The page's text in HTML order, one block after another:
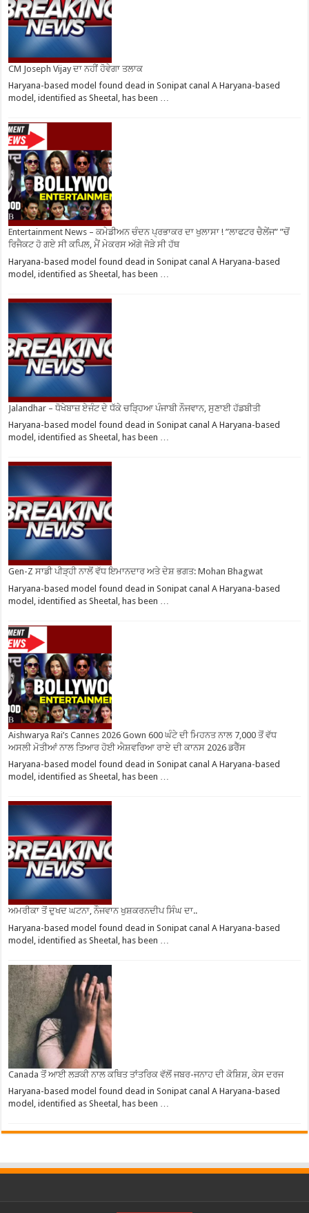
CM Joseph Vijay ਦਾ ਨਹੀਂ ਹੋਵੇਗਾ ਤਲਾਕ
Haryana-based model found dead in Sonipat canal A Haryana-based
model, identified as Sheetal, has been …
Entertainment News – ਕਮੇਡੀਅਨ ਚੰਦਨ ਪ੍ਰਭਾਕਰ ਦਾ ਖੁਲਾਸਾ ! ”ਲਾਫਟਰ ਚੈਲੇਂਜ” ”ਚੋਂ
ਰਿਜੈਕਟ ਹੋ ਗਏ ਸੀ ਕਪਿਲ, ਮੈਂ ਮੇਕਰਸ ਅੱਗੇ ਜੋੜੇ ਸੀ ਹੱਥ
Haryana-based model found dead in Sonipat canal A Haryana-based
model, identified as Sheetal, has been …
Jalandhar – ਧੋਖੇਬਾਜ਼ ਏਜੰਟ ਦੇ ਧੱਕੇ ਚੜ੍ਹਿਆ ਪੰਜਾਬੀ ਨੌਜਵਾਨ, ਸੁਣਾਈ ਹੱਡਬੀਤੀ
Haryana-based model found dead in Sonipat canal A Haryana-based
model, identified as Sheetal, has been …
Gen-Z ਸਾਡੀ ਪੀੜ੍ਹੀ ਨਾਲੋਂ ਵੱਧ ਇਮਾਨਦਾਰ ਅਤੇ ਦੇਸ਼ ਭਗਤ: Mohan Bhagwat
Haryana-based model found dead in Sonipat canal A Haryana-based
model, identified as Sheetal, has been …
Aishwarya Rai’s Cannes 2026 Gown 600 ਘੰਟੇ ਦੀ ਮਿਹਨਤ ਨਾਲ 7,000 ਤੋਂ ਵੱਧ
ਅਸਲੀ ਮੋਤੀਆਂ ਨਾਲ ਤਿਆਰ ਹੋਈ ਐਸ਼ਵਰਿਆ ਰਾਏ ਦੀ ਕਾਨਸ 2026 ਡਰੈੱਸ
Haryana-based model found dead in Sonipat canal A Haryana-based
model, identified as Sheetal, has been …
ਅਮਰੀਕਾ ਤੋਂ ਦੁਖਦ ਘਟਨਾ, ਨੌਜਵਾਨ ਖੁਸ਼ਕਰਨਦੀਪ ਸਿੰਘ ਦਾ..
Haryana-based model found dead in Sonipat canal A Haryana-based
model, identified as Sheetal, has been …
Canada ਤੋਂ ਆਈ ਲੜਕੀ ਨਾਲ ਕਥਿਤ ਤਾਂਤਰਿਕ ਵੱਲੋਂ ਜਬਰ-ਜਨਾਹ ਦੀ ਕੋਸ਼ਿਸ਼, ਕੇਸ ਦਰਜ
Haryana-based model found dead in Sonipat canal A Haryana-based
model, identified as Sheetal, has been …